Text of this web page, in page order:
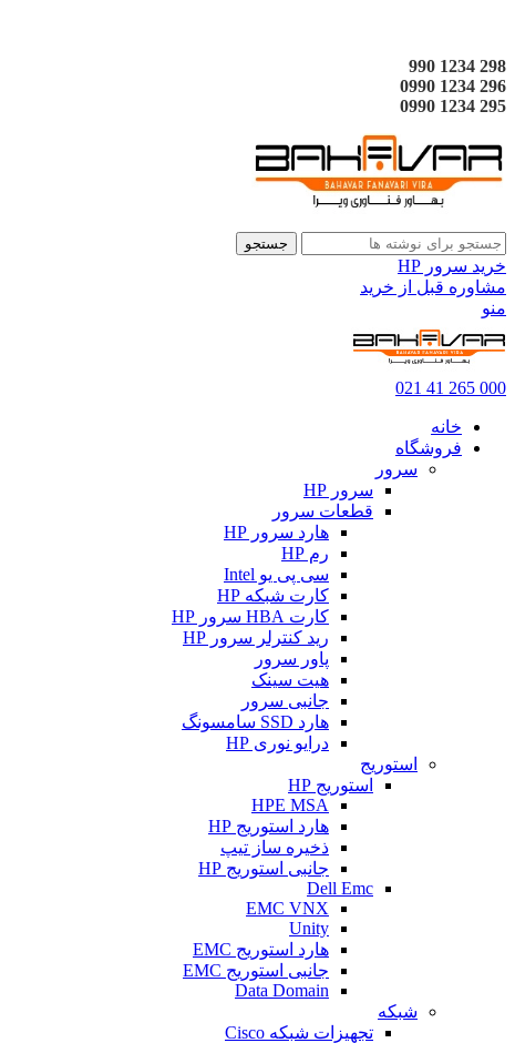
298 1234 990
296 1234 0990
295 1234 0990
جستجو
خرید سرور HP
مشاوره قبل از خرید
منو
000 265 41 021
خانه
فروشگاه
سرور
سرور HP
قطعات سرور
هارد سرور HP
رم HP
سی پی یو Intel
کارت شبکه HP
کارت HBA سرور HP
رید کنترلر سرور HP
پاور سرور
هیت سینک
جانبی سرور
هارد SSD سامسونگ
درایو نوری HP
استوریج
استوریج HP
HPE MSA
هارد استوریج HP
ذخیره ساز تیپ
جانبی استوریج HP
Dell Emc
EMC VNX
Unity
هارد استوریج EMC
جانبی استوریج EMC
Data Domain
شبکه
تجهیزات شبکه Cisco